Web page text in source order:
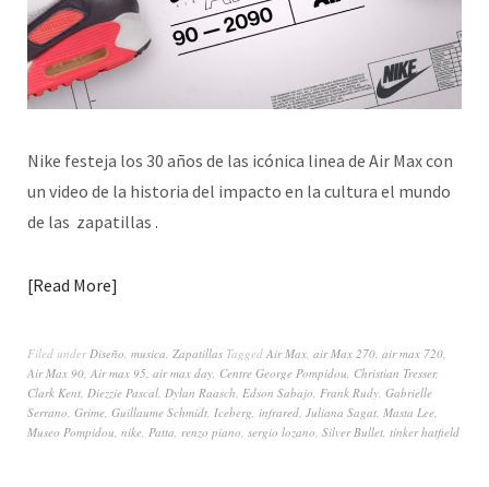
Nike festeja los 30 años de las icónica linea de Air Max con
un video de la historia del impacto en la cultura el mundo
de las zapatillas .
Read More
Filed under Diseño musica Zapatillas Tagged Air Max air Max 270 air max 720
Air Max 90 Air max 95 air max day Centre George Pompidou Christian Tresser,
Clark Kent Diezzie Pascal Dylan Raasch Edson Sabajo Frank Rudy Gabrielle
Serrano Grime Guillaume Schmidt Iceberg infrared Juliana Sagat Masta Lee
Museo Pompidou nike Patta renzo piano sergio lozano Silver Bullet tinker hatfield